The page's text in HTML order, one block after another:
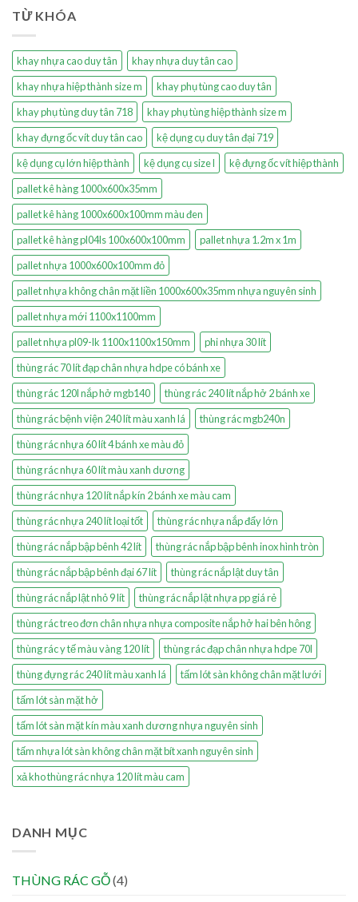
TỪ KHÓA
khay nhựa cao duy tân
khay nhựa duy tân cao
khay nhựa hiệp thành size m
khay phụ tùng cao duy tân
khay phụ tùng duy tân 718
khay phụ tùng hiệp thành size m
khay đựng ốc vít duy tân cao
kệ dụng cụ duy tân đại 719
kệ dụng cụ lớn hiệp thành
kệ dụng cụ size l
kệ đựng ốc vít hiệp thành
pallet kê hàng 1000x600x35mm
pallet kê hàng 1000x600x100mm màu đen
pallet kê hàng pl04ls 100x600x100mm
pallet nhựa 1.2m x 1m
pallet nhựa 1000x600x100mm đỏ
pallet nhựa không chân mặt liền 1000x600x35mm nhựa nguyên sinh
pallet nhựa mới 1100x1100mm
pallet nhựa pl09-lk 1100x1100x150mm
phi nhựa 30 lít
thùng rác 70 lít đạp chân nhựa hdpe có bánh xe
thùng rác 120l nắp hở mgb140
thùng rác 240 lít nắp hở 2 bánh xe
thùng rác bệnh viện 240 lít màu xanh lá
thùng rác mgb240n
thùng rác nhựa 60 lít 4 bánh xe màu đỏ
thùng rác nhựa 60 lít màu xanh dương
thùng rác nhựa 120 lít nắp kín 2 bánh xe màu cam
thùng rác nhựa 240 lít loại tốt
thùng rác nhựa nắp đẩy lớn
thùng rác nắp bập bênh 42 lít
thùng rác nắp bập bênh inox hình tròn
thùng rác nắp bập bênh đại 67 lít
thùng rác nắp lật duy tân
thùng rác nắp lật nhỏ 9 lít
thùng rác nắp lật nhựa pp giá rẻ
thùng rác treo đơn chân nhựa nhựa composite nắp hở hai bên hông
thùng rác y tế màu vàng 120 lít
thùng rác đạp chân nhựa hdpe 70l
thùng đựng rác 240 lít màu xanh lá
tấm lót sàn không chân mặt lưới
tấm lót sàn mặt hở
tấm lót sàn mặt kín màu xanh dương nhựa nguyên sinh
tấm nhựa lót sàn không chân mặt bít xanh nguyên sinh
xả kho thùng rác nhựa 120 lít màu cam
DANH MỤC
THÙNG RÁC GỖ(4)